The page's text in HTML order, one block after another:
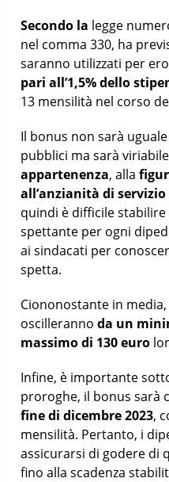
Secondo la legge
nel comma 330, ha
saranno utilizzati per
pari all’1,5% dello
13 mensilità nel corso
Il bonus non sarà
pubblici ma sarà
appartenenza, alla
all’anzianità di servizio
quindi è difficile
spettante per ogni
ai sindacati per
spetta.
Ciononostante in
oscillerannoda un
massimo di 130 euro
Infine, è importante
proroghe, il bonus sarà
fine di dicembre 2023,
mensilità. Pertanto, i
assicurarsi di godere di
fino alla scadenza